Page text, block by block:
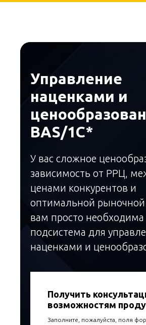
Управление
наценками и
BAS/1С*
У вас сложное
зависимость от РРЦ,
ценами конкурентов и
оптимальной
вам просто необходима
подсистема для
наценками и
Получить
возможностям
Заполните, пожалуйста, поля